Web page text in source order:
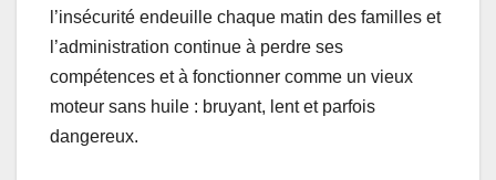
l’insécurité endeuille chaque matin des familles et
l’administration continue à perdre ses
compétences et à fonctionner comme un vieux
moteur sans huile : bruyant, lent et parfois
dangereux.